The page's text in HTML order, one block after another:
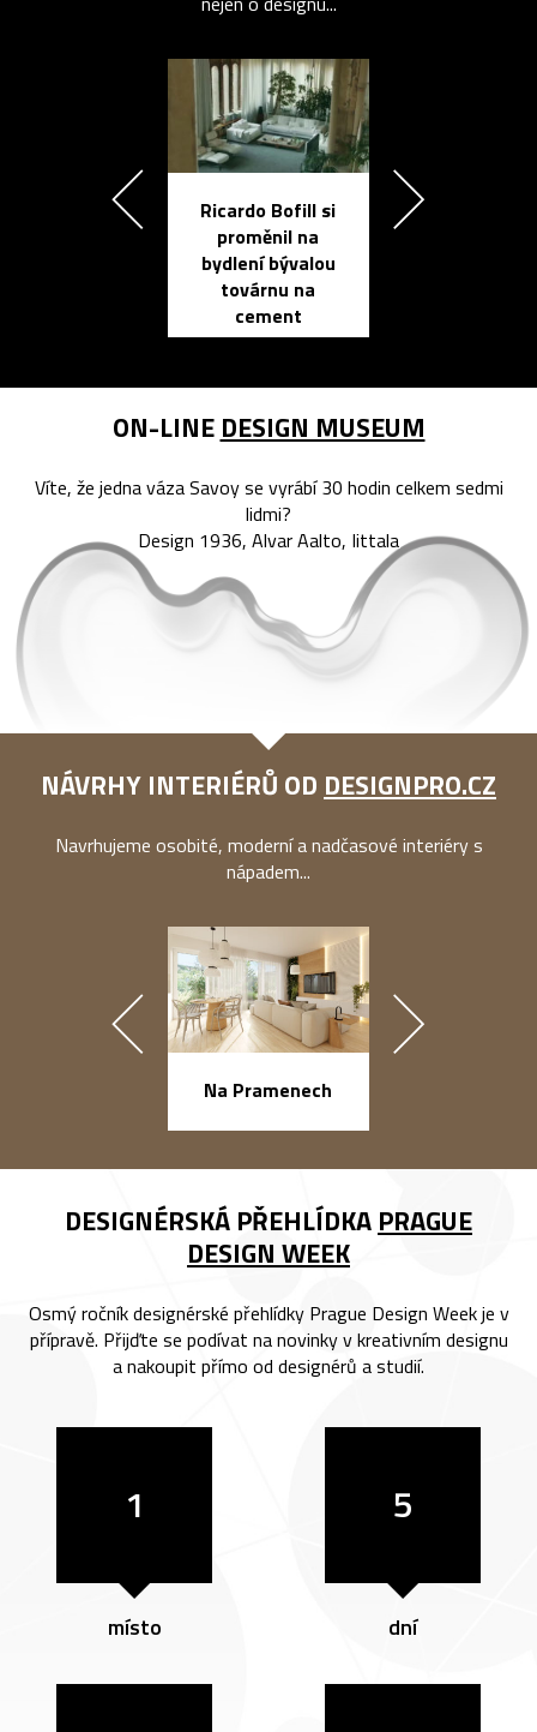
Ricardo Bofill si
proměnil na
bydlení bývalou
továrnu na
cement
ON-LINE DESIGN MUSEUM
Víte, že jedna váza Savoy se vyrábí 30 hodin celkem sedmi
lidmi?
Design 1936, Alvar Aalto, Iittala
NÁVRHY INTERIÉRŮ OD DESIGNPRO.CZ
Navrhujeme osobité, moderní a nadčasové interiéry s
nápadem...
Na Pramenech
DESIGNÉRSKÁ PŘEHLÍDKA PRAGUE
DESIGN WEEK
Osmý ročník designérské přehlídky Prague Design Week je v
přípravě. Přijďte se podívat na novinky v kreativním designu
a nakoupit přímo od designérů a studií.
1
místo
5
dní